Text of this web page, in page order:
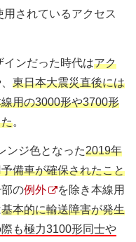
されているアクセス
ンだった時代はアク
東日本大震災直後には
用の3000形や3700形
。
ンジ色となった2019年
備車が確保されたこと
の例外
を除き本線用
基本的に輸送障害が発生
も極力3100形同士や